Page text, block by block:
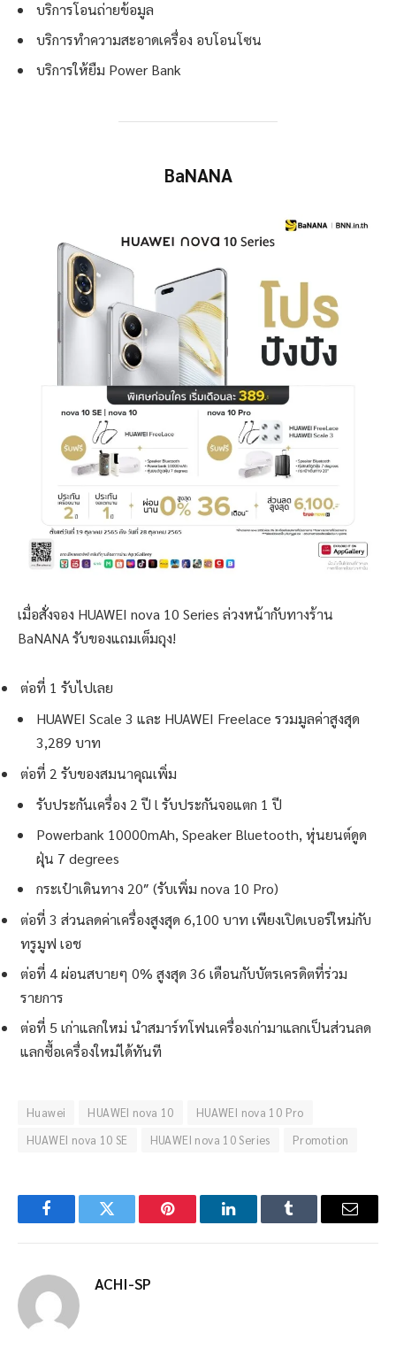
บริการโอนถ่ายข้อมูล
บริการทำความสะอาดเครื่อง อบโอนโซน
บริการให้ยืม Power Bank
BaNANA
เมื่อสั่งจอง HUAWEI nova 10 Series ล่วงหน้ากับทางร้าน
BaNANA รับของแถมเต็มถุง!
ต่อที่ 1 รับไปเลย
HUAWEI Scale 3 และ HUAWEI Freelace รวมมูลค่าสูงสุด
3,289 บาท
ต่อที่ 2 รับของสมนาคุณเพิ่ม
รับประกันเครื่อง 2 ปี l รับประกันจอแตก 1 ปี
Powerbank 10000mAh, Speaker Bluetooth, หุ่นยนต์ดูด
ฝุ่น 7 degrees
กระเป๋าเดินทาง 20″ (รับเพิ่ม nova 10 Pro)
ต่อที่ 3 ส่วนลดค่าเครื่องสูงสุด 6,100 บาท เพียงเปิดเบอร์ใหม่กับ
ทรูมูฟ เอช
ต่อที่ 4 ผ่อนสบายๆ 0% สูงสุด 36 เดือนกับบัตรเครดิตที่ร่วม
รายการ
ต่อที่ 5 เก่าแลกใหม่ นำสมาร์ทโฟนเครื่องเก่ามาแลกเป็นส่วนลด
แลกซื้อเครื่องใหม่ได้ทันที
Huawei HUAWEI nova 10
HUAWEI nova 10 Pro
HUAWEI nova 10 SE
HUAWEI nova 10 Series Promotion
FacebookTwitter Pinterest LinkedInTumblr Email
ACHI-SP